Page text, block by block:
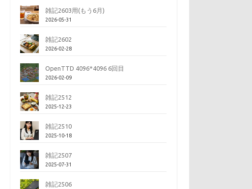
雑記2603用(もう6月)
2026-05-31
雑記2602
2026-02-28
OpenTTD 4096*4096 6回目
2026-02-09
雑記2512
2025-12-23
雑記2510
2025-10-18
雑記2507
2025-07-31
雑記2506